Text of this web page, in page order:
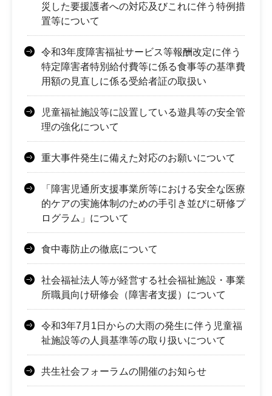
災した要援護者への対応及びこれに伴う特例措
置等について
令和3年度障害福祉サービス等報酬改定に伴う
特定障害者特別給付費等に係る食事等の基準費
用額の見直しに係る受給者証の取扱い
児童福祉施設等に設置している遊具等の安全管
理の強化について
重大事件発生に備えた対応のお願いについて
「障害児通所支援事業所等における安全な医療
的ケアの実施体制のための手引き並びに研修プ
ログラム」について
食中毒防止の徹底について
社会福祉法人等が経営する社会福祉施設・事業
所職員向け研修会（障害者支援）について
令和3年7月1日からの大雨の発生に伴う児童福
祉施設等の人員基準等の取り扱いについて
共生社会フォーラムの開催のお知らせ